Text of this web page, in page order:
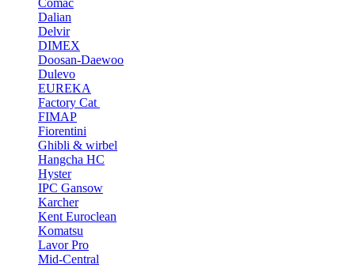
Comac
Dalian
Delvir
DIMEX
Doosan-Daewoo
Dulevo
EUREKA
Factory Cat
FIMAP
Fiorentini
Ghibli & wirbel
Hangcha HC
Hyster
IPC Gansow
Karcher
Kent Euroclean
Komatsu
Lavor Pro
Mid-Central